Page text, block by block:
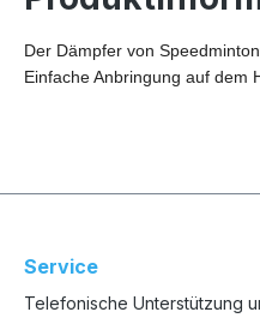
Der Dämpfer von
Einfache Anbringung auf dem
Service
Telefonische Unterstützung